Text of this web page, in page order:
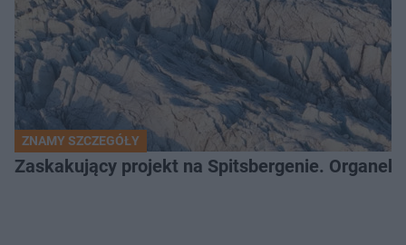
ZNAMY SZCZEGÓŁY
Zaskakujący projekt na Spitsbergenie.